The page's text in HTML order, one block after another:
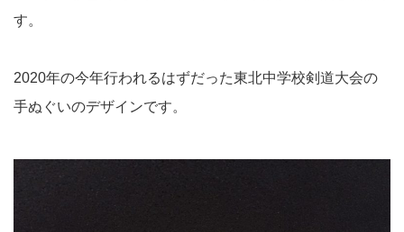
す。
2020年の今年行われるはずだった東北中学校剣道大会の
手ぬぐいのデザインです。